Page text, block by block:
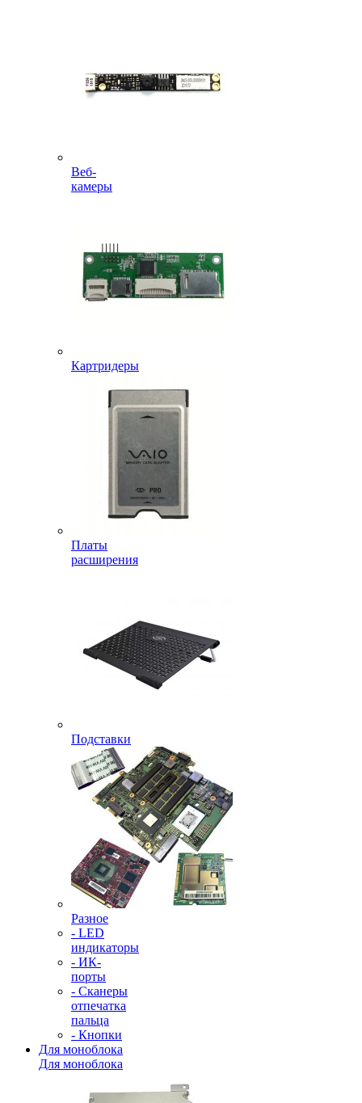
Веб-
камеры
Картридеры
Платы
расширения
Подставки
Разное
- LED
индикаторы
- ИК-
порты
- Сканеры
отпечатка
пальца
- Кнопки
Для моноблока
Для моноблока